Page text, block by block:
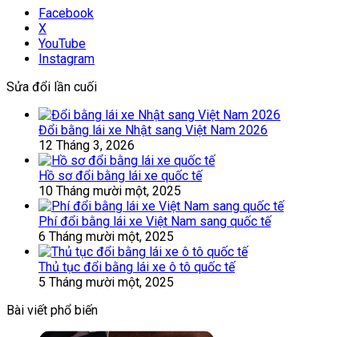
Facebook
X
YouTube
Instagram
Sửa đổi lần cuối
Đổi bằng lái xe Nhật sang Việt Nam 2026
12 Tháng 3, 2026
Hồ sơ đổi bằng lái xe quốc tế
10 Tháng mười một, 2025
Phí đổi bằng lái xe Việt Nam sang quốc tế
6 Tháng mười một, 2025
Thủ tục đổi bằng lái xe ô tô quốc tế
5 Tháng mười một, 2025
Bài viết phổ biến